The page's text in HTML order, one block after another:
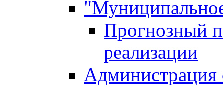
Прогнозный
реализации
Администрация